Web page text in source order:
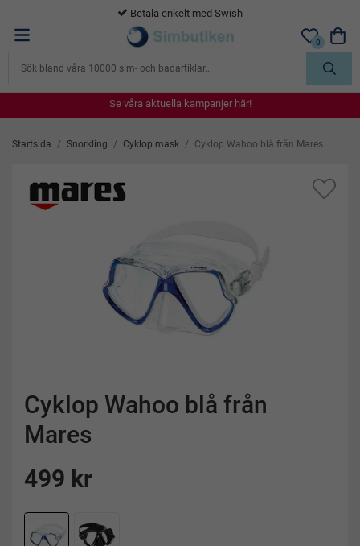
Betala enkelt med Swish
0
Se våra aktuella kampanjer här!
Se våra aktuella kampanjer här!
Se våra aktuella kampanjer här!
Se våra aktuella kampanjer här!
Startsida / Snorkling / Cyklop mask / Cyklop Wahoo blå från Mares
Cyklop Wahoo blå från
Mares
499 kr